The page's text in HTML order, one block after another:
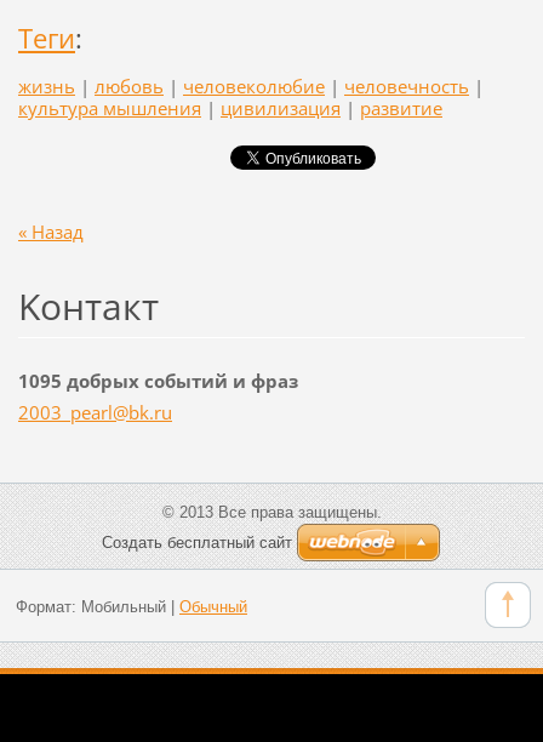
Теги:
жизнь | любовь | человеколюбие | человечность |
культура мышления | цивилизация | развитие
« Назад
Koнтакт
1095 добрых событий и фраз
2003_pearl@bk.ru
© 2013 Все права защищены.
Создать бесплатный сайт
Формат: Мобильный| Обычный